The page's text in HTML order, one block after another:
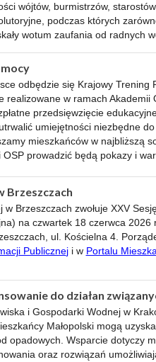
wójtów, burmistrzów,
podczas których
wotum zaufania od radnych
odbędzie się Krajowy Trening
realizowane w ramach Akademii
przedsięwzięcie
umiejętności niezbędne
mieszkańców w najbliższą
prowadzić będą pokazy i
Brzeszczach
Brzeszczach zwołuje XXV
na czwartek 18 czerwca 2026
ul. Kościelna 4.
Publiczneji w Portalu
do działan
i Gospodarki Wodnej w
Małopolski mogą
opadowych. Wsparcie dotyczy
oraz rozwiązań